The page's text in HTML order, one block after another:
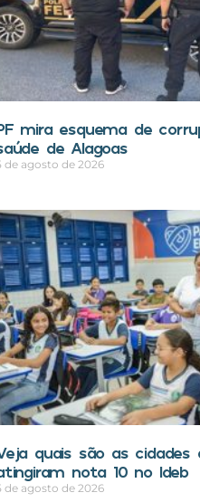
mira esquema de
de Alagoas
de agosto de 2026
quais são as cidades
nota 10 no Ideb
de agosto de 2026